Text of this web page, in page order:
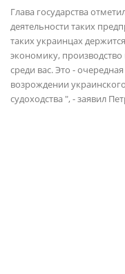
Глава государства
деятельности таких
таких украинцах
экономику,
среди вас. Это -
возрождении
судоходства ", - заявил